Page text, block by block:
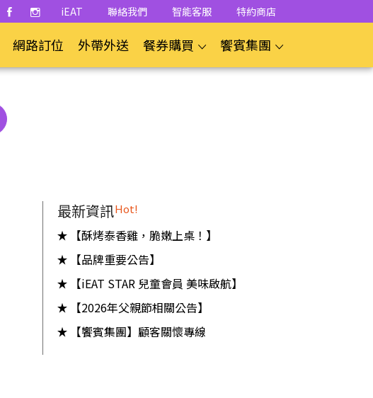
iEAT 聯絡我們 智能客服 特約商店
網路訂位 外帶外送 餐券購買 饗賓集團
最新資訊Hot!
【酥烤泰香雞，脆嫩上桌！】
【品牌重要公告】
【iEAT STAR 兒童會員 美味啟航】
【2026年父親節相關公告】
【饗賓集團】顧客關懷專線